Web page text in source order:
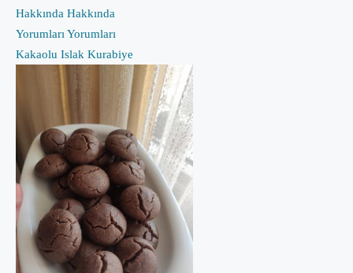
Hakkında Hakkında
Yorumları Yorumları
Kakaolu Islak Kurabiye